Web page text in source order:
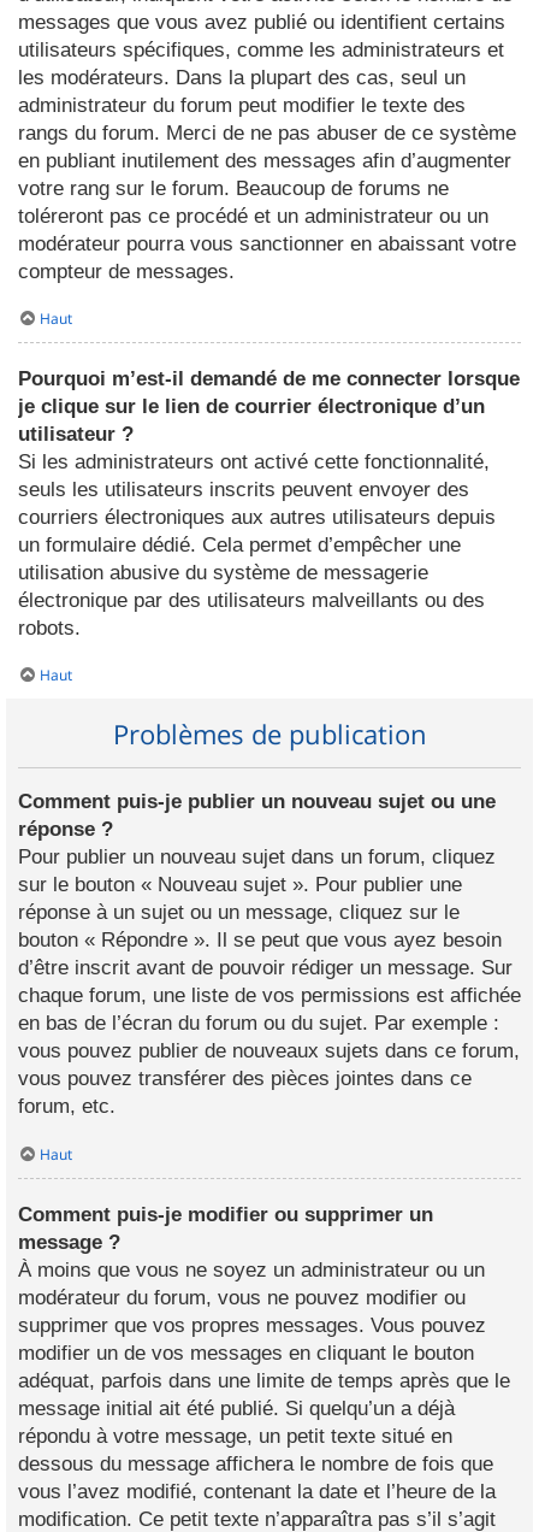
messages que vous avez publié ou identifient certains
utilisateurs spécifiques, comme les administrateurs et
les modérateurs. Dans la plupart des cas, seul un
administrateur du forum peut modifier le texte des
rangs du forum. Merci de ne pas abuser de ce système
en publiant inutilement des messages afin d’augmenter
votre rang sur le forum. Beaucoup de forums ne
toléreront pas ce procédé et un administrateur ou un
modérateur pourra vous sanctionner en abaissant votre
compteur de messages.
Haut
Pourquoi m’est-il demandé de me connecter lorsque
je clique sur le lien de courrier électronique d’un
utilisateur ?
Si les administrateurs ont activé cette fonctionnalité,
seuls les utilisateurs inscrits peuvent envoyer des
courriers électroniques aux autres utilisateurs depuis
un formulaire dédié. Cela permet d’empêcher une
utilisation abusive du système de messagerie
électronique par des utilisateurs malveillants ou des
robots.
Haut
Problèmes de publication
Comment puis-je publier un nouveau sujet ou une
réponse ?
Pour publier un nouveau sujet dans un forum, cliquez
sur le bouton « Nouveau sujet ». Pour publier une
réponse à un sujet ou un message, cliquez sur le
bouton « Répondre ». Il se peut que vous ayez besoin
d’être inscrit avant de pouvoir rédiger un message. Sur
chaque forum, une liste de vos permissions est affichée
en bas de l’écran du forum ou du sujet. Par exemple :
vous pouvez publier de nouveaux sujets dans ce forum,
vous pouvez transférer des pièces jointes dans ce
forum, etc.
Haut
Comment puis-je modifier ou supprimer un
message ?
À moins que vous ne soyez un administrateur ou un
modérateur du forum, vous ne pouvez modifier ou
supprimer que vos propres messages. Vous pouvez
modifier un de vos messages en cliquant le bouton
adéquat, parfois dans une limite de temps après que le
message initial ait été publié. Si quelqu’un a déjà
répondu à votre message, un petit texte situé en
dessous du message affichera le nombre de fois que
vous l’avez modifié, contenant la date et l’heure de la
modification. Ce petit texte n’apparaîtra pas s’il s’agit